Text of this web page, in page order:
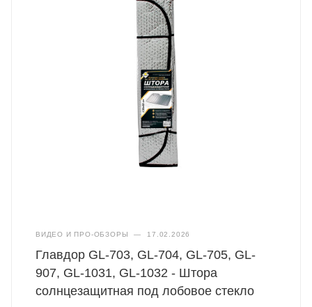
ВИДЕО И ПРО-ОБЗОРЫ — 17.02.2026
Главдор GL-703, GL-704, GL-705, GL-
907, GL-1031, GL-1032 - Штора
солнцезащитная под лобовое стекло